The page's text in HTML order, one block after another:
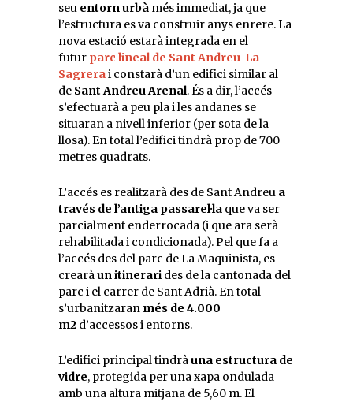
seu entorn urbà més immediat, ja que
l’estructura es va construir anys enrere. La
nova estació estarà integrada en el
futur parc lineal de Sant Andreu-La
Sagrerai constarà d’un edifici similar al
de Sant Andreu Arenal. És a dir, l’accés
s’efectuarà a peu pla i les andanes se
situaran a nivell inferior (per sota de la
llosa). En total l’edifici tindrà prop de 700
metres quadrats.
L’accés es realitzarà des de Sant Andreu a
través de l’antiga passarel·la que va ser
parcialment enderrocada (i que ara serà
rehabilitada i condicionada). Pel que fa a
l’accés des del parc de La Maquinista, es
crearàun itinerari des de la cantonada del
parc i el carrer de Sant Adrià. En total
s’urbanitzaran més de 4.000
m2 d’accessos i entorns.
L’edifici principal tindràuna estructura de
vidre, protegida per una xapa ondulada
amb una altura mitjana de 5,60 m. El